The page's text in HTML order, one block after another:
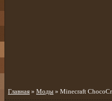
Главная » Моды » Minecraft